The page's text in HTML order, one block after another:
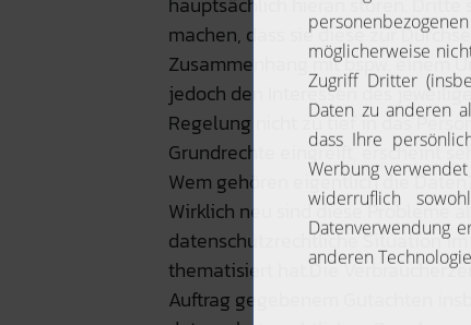
machen, dass sie diese zur
Zusammenhang mit bspw. einem
jedoch den Interessen des
Regelung nicht zu tief in das
Grundrechte eingreift, erscheint
Wem gehören eigentlich die
Wirklich neu sind diese Probleme
datenschutzrechtliche Situation im
thematisiert hat.Die
Auftrag gegebenem Gutachten